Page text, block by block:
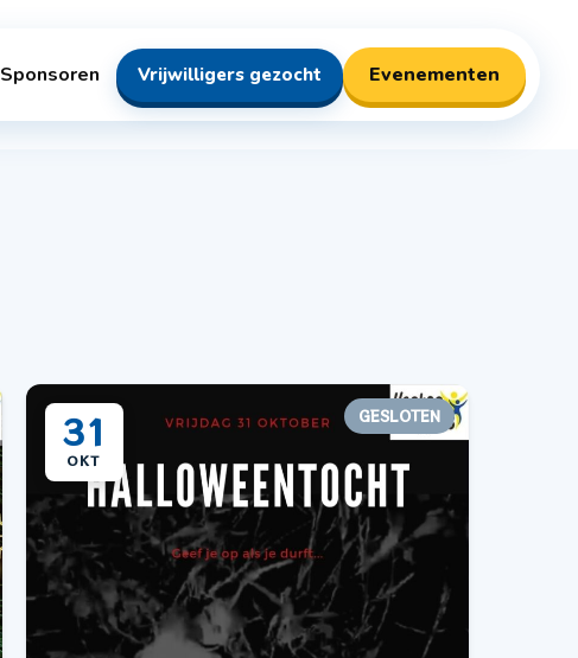
Sponsoren Vrijwilligers gezocht Evenementen
31
OKT
GESLOTEN